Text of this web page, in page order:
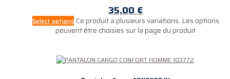
35,00€
Select options Ce produit a plusieurs variations. Les options
peuvent être choisies sur la page du produit